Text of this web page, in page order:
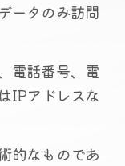
ータのみ訪問
電話番号、電
IPアドレスな
的なものであ